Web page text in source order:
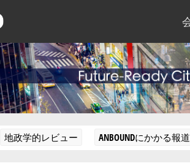
地政学的レビュー ANBOUNDにかかる報道